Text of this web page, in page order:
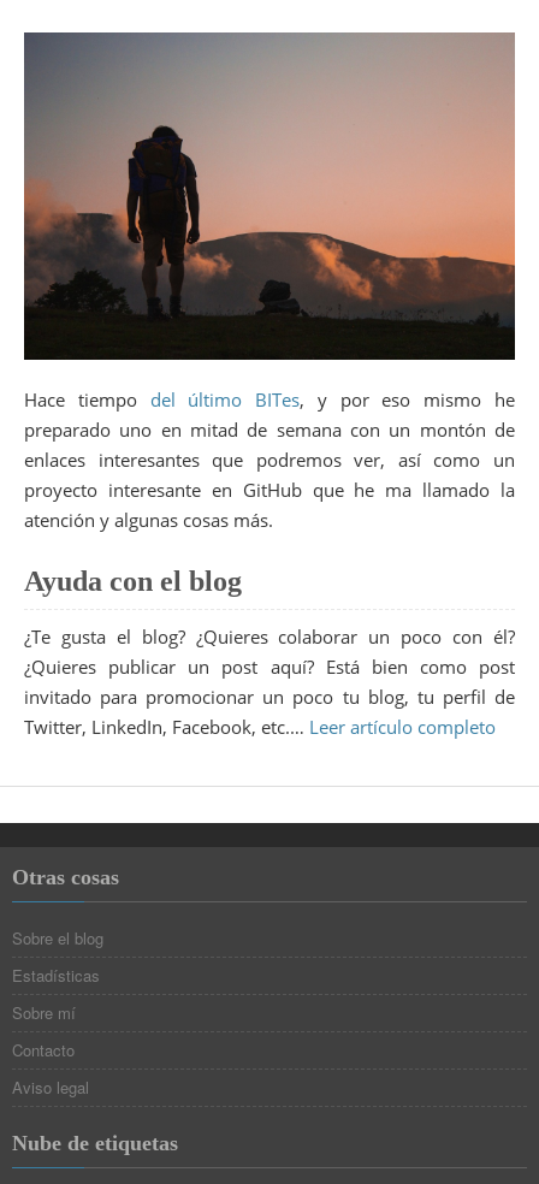
Hace tiempo del último BITes, y por eso mismo he
preparado uno en mitad de semana con un montón de
enlaces interesantes que podremos ver, así como un
proyecto interesante en GitHub que he ma llamado la
atención y algunas cosas más.
Ayuda con el blog
¿Te gusta el blog? ¿Quieres colaborar un poco con él?
¿Quieres publicar un post aquí? Está bien como post
invitado para promocionar un poco tu blog, tu perfil de
Twitter, LinkedIn, Facebook, etc.… Leer artículo completo
Otras cosas
Sobre el blog
Estadísticas
Sobre mí
Contacto
Aviso legal
Nube de etiquetas